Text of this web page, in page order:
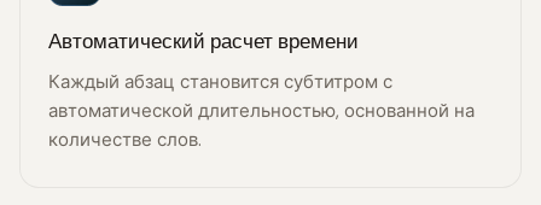
Автоматический расчет времени
Каждый абзац становится субтитром с
автоматической длительностью, основанной на
количестве слов.